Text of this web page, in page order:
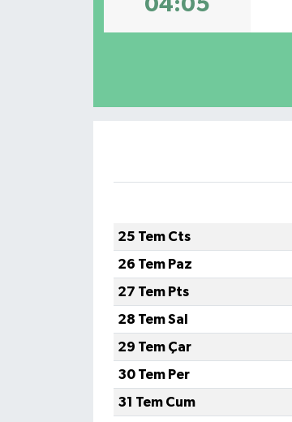
25 Tem Cts
26 Tem Paz
27 Tem Pts
28 Tem Sal
29 Tem Çar
30 Tem Per
31 Tem Cum
KADIN-AİLE
YEREL YÖNETİM
SEÇİM 2011